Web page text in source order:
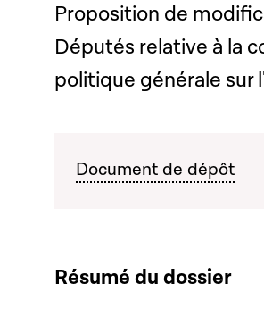
Proposition de
Députés relative à la
politique générale sur
Document de dépôt
Résumé du dossier